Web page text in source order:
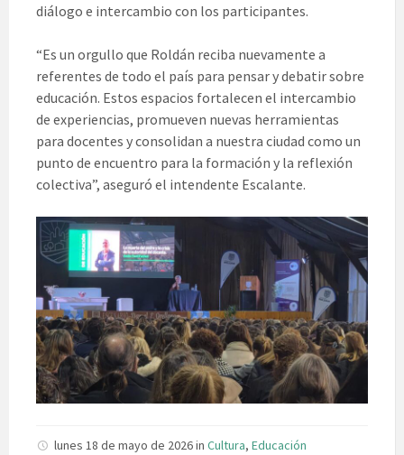
diálogo e intercambio con los participantes.
“Es un orgullo que Roldán reciba nuevamente a
referentes de todo el país para pensar y debatir sobre
educación. Estos espacios fortalecen el intercambio
de experiencias, promueven nuevas herramientas
para docentes y consolidan a nuestra ciudad como un
punto de encuentro para la formación y la reflexión
colectiva”, aseguró el intendente Escalante.
lunes 18 de mayo de 2026in Cultura, Educación